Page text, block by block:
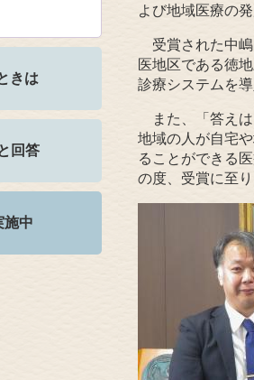
よび地域医療の
受賞された中嶋
医地区である徳
診療システムを
また、「答えは
地域の人が自宅
ることができる
の度、受賞に至り
きは
回答
施中